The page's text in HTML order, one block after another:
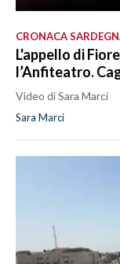
CRONACA
L'appello di
l’Anfiteatro.
Video di Sara Marci
Sara Marci